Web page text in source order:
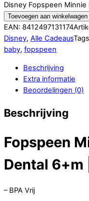
Disney Fopspeen
Toevoegen aan winkelwagen
EAN: 8412497131174
Disney, Alle Cadeaus
baby, fopspeen
Beschrijving
Extra informatie
Beoordelingen (0)
Beschrijving
Fopspeen
Dental 6+m
– BPA Vrij